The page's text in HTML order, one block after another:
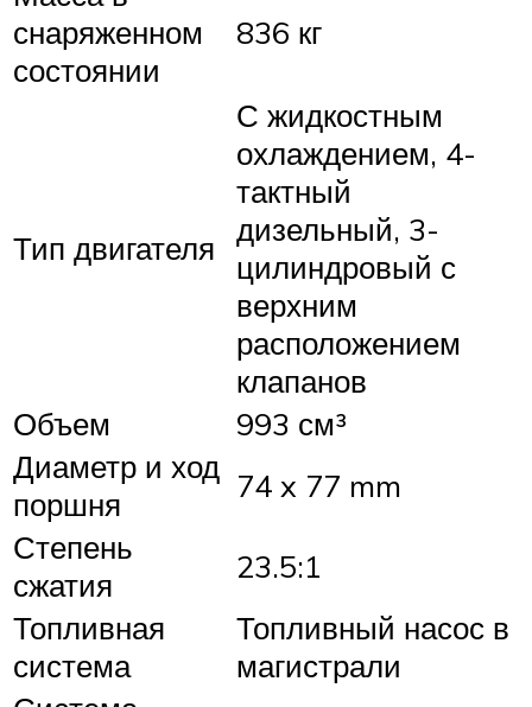
снаряженном
состоянии
836 кг
Тип двигателя
С жидкостным
охлаждением, 4-
тактный
дизельный, 3-
цилиндровый с
верхним
расположением
клапанов
Объем
993 см³
Диаметр и ход
поршня
74 x 77 mm
Степень
сжатия
23.5:1
Топливная
система
Топливный насос в
магистрали